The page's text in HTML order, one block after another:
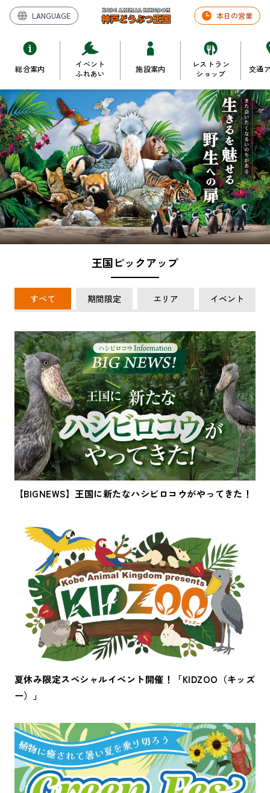
LANGUAGE 本日の営業
総合案内
イベント
ふれあい
施設案内
レストラン
ショップ
交通
王国ピックアップ
すべて 期間限定 エリア イベント
【BIGNEWS】王国に新たなハシビロコウがやってきた！
夏休み限定スペシャルイベント開催！「KIDZOO（キッズ
ー）」